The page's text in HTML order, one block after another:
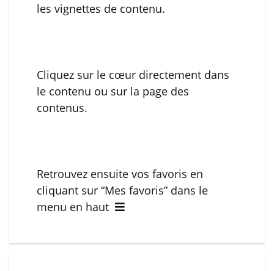
les vignettes de contenu.
Cliquez sur le cœur directement dans
le contenu ou sur la page des
contenus.
Retrouvez ensuite vos favoris en
cliquant sur “Mes favoris” dans le
menu en haut